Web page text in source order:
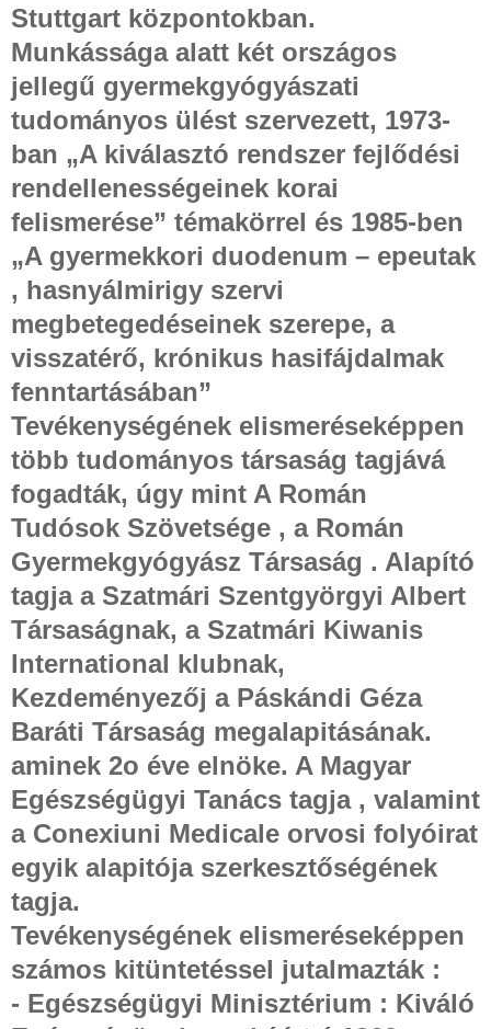
Stuttgart központokban.
Munkássága alatt két országos
jellegű gyermekgyógyászati
tudományos ülést szervezett, 1973-
ban „A kiválasztó rendszer fejlődési
rendellenességeinek korai
felismerése” témakörrel és 1985-ben
„A gyermekkori duodenum – epeutak
, hasnyálmirigy szervi
megbetegedéseinek szerepe, a
visszatérő, krónikus hasifájdalmak
fenntartásában”
Tevékenységének elismeréseképpen
több tudományos társaság tagjává
fogadták, úgy mint A Román
Tudósok Szövetsége , a Román
Gyermekgyógyász Társaság . Alapító
tagja a Szatmári Szentgyörgyi Albert
Társaságnak, a Szatmári Kiwanis
International klubnak,
Kezdeményezőj a Páskándi Géza
Baráti Társaság megalapitásának.
aminek 2o éve elnöke. A Magyar
Egészségügyi Tanács tagja , valamint
a Conexiuni Medicale orvosi folyóirat
egyik alapitója szerkesztőségének
tagja.
Tevékenységének elismeréseképpen
számos kitüntetéssel jutalmazták :
- Egészségügyi Minisztérium : Kiváló